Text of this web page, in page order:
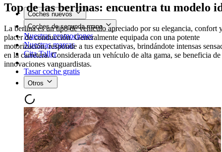
Coches nuevos
Coches de segunda mano
Nuestras promociones
Nuestras marcas
Cita Taller
Tasar coche gratis
Otros
Top de las berlinas: encuentra tu modelo
La berlina es un tipo de vehículo apreciado por su elegancia, confort
placer de conducción. Generalmente equipada con una potente
motorización, responde a tus expectativas, brindándote intensas
en la carretera. Considerada un vehículo de alta gama, se beneficia de
innovaciones vanguardistas.